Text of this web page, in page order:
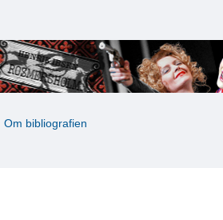
Om bibliografien